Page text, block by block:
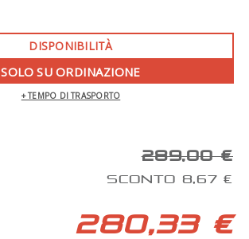
DISPONIBILITÀ
SOLO SU ORDINAZIONE
+ TEMPO DI TRASPORTO
289,00 €
SCONTO 8,67 €
280,33 €